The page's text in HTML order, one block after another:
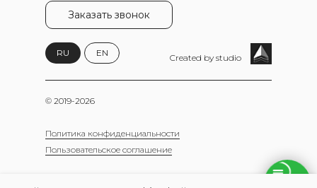
© 2019-2026
Политика конфиденциальности
Пользовательское соглашение
Заказать звонок
Created by studio
RU EN